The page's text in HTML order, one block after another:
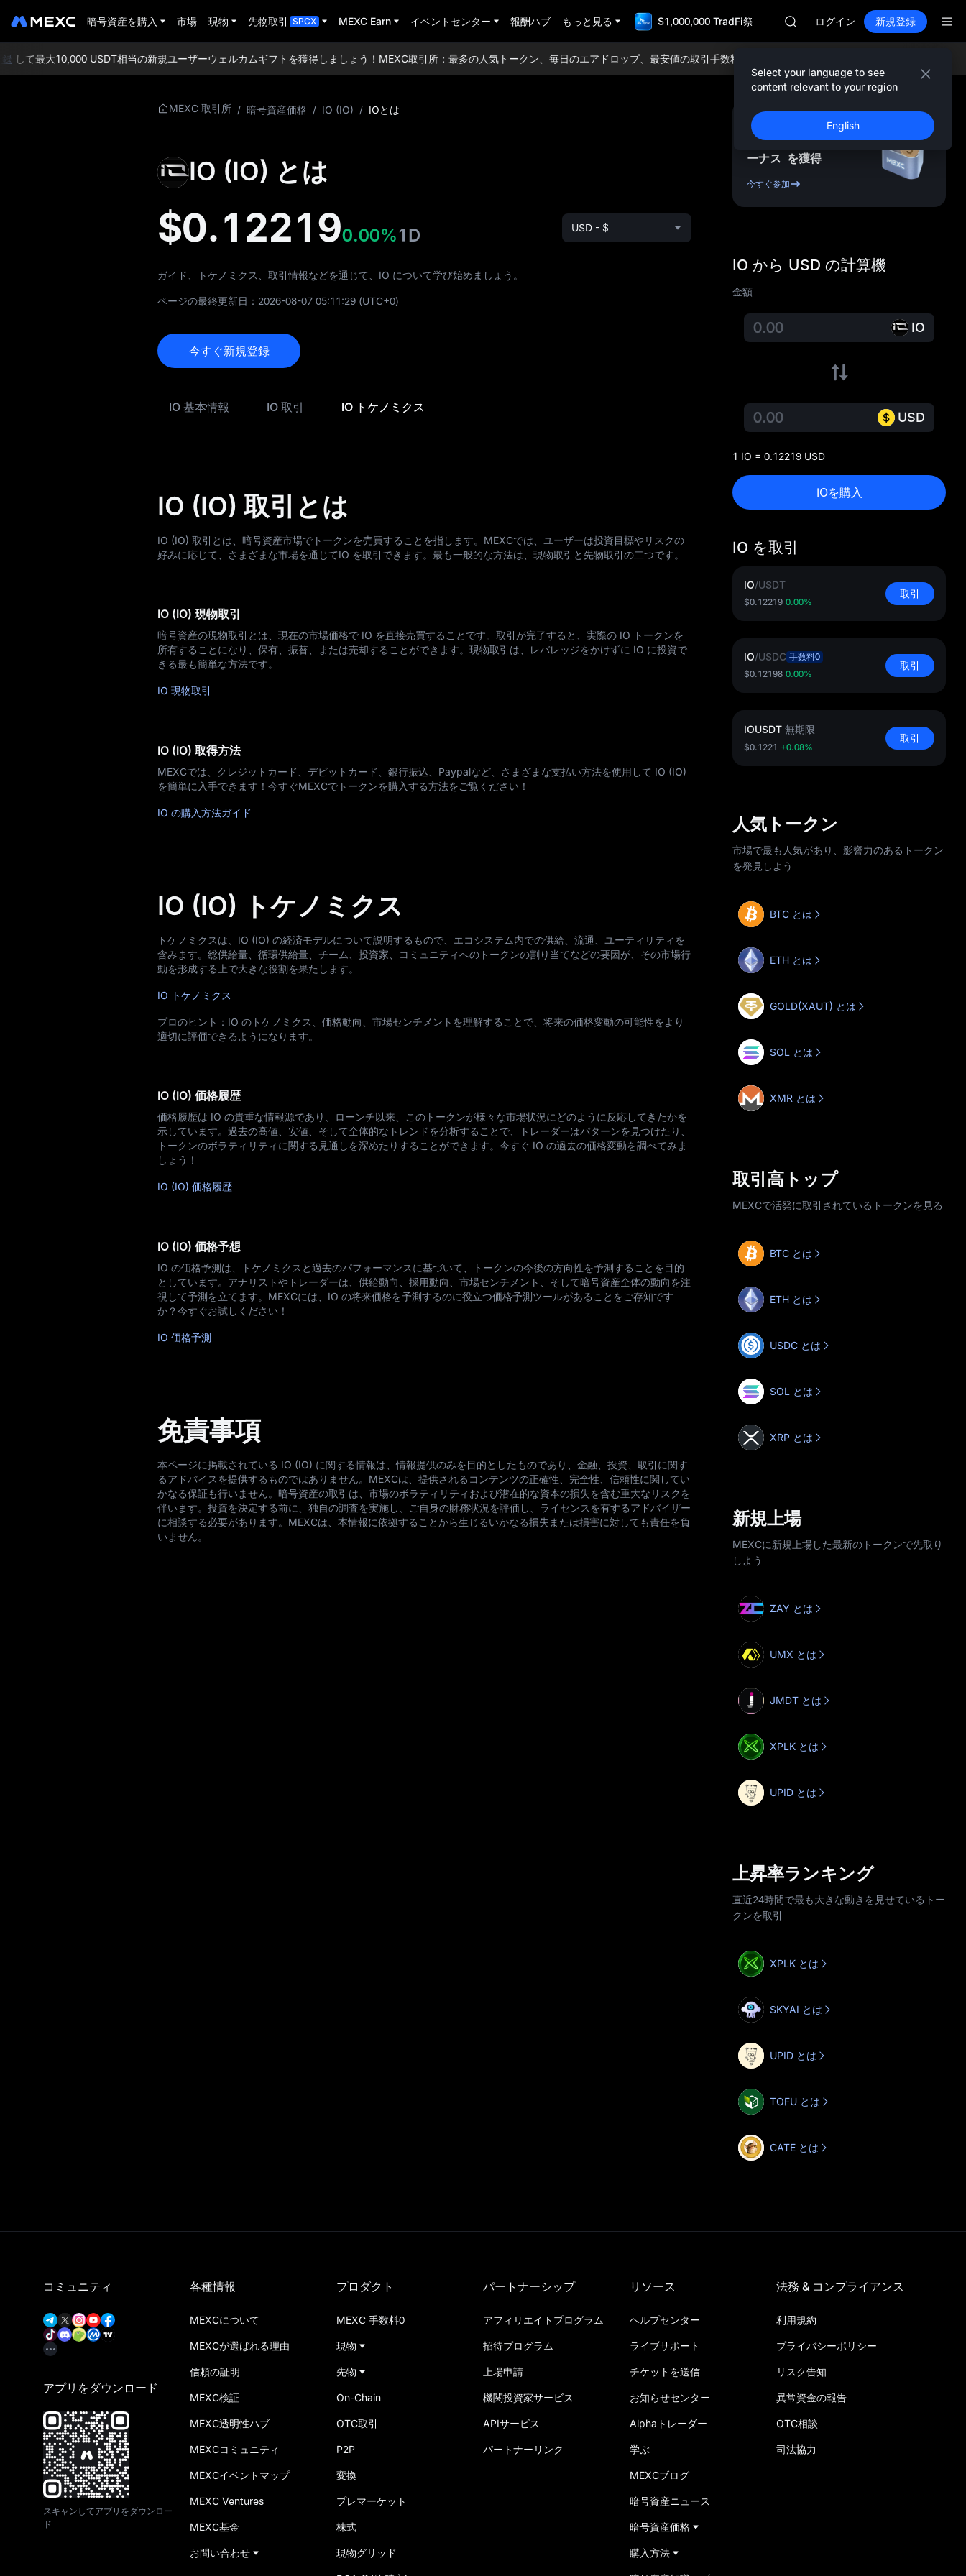
暗号資産を購入 市場 現物 先物取引 SPCX MEXC Earn イベントセンター 報酬ハブ もっと見る $1,000,000 TradFi祭
ACE
UNITREE
Unitree 先物ローンチ
UNITREE
Unitree 先物ローンチ
ログイン 新規登録
Select your language to see
content relevant to your region
English
して最大10,000 USDT相当の新規ユーザーウェルカムギフトを獲得しましょう！ MEXC取引所：最多の人気トークン、毎日のエアドロップ、最安値の取引手数料、そして優れた流動性をお楽しみください！
MEXC 取引所 / 暗号資産価格 / IO (IO) / IOとは
IO (IO) とは
$0.122190.00%1D USD - $
ガイド、トケノミクス、取引情報などを通じて、IO について学び始めましょう。
ページの最終更新日： 2026-08-07 05:11:29 (UTC+0)
今すぐ新規登録
IO 基本情報 IO 取引 IO トケノミクス
IO (IO) 取引とは
IO (IO) 取引とは、暗号資産市場でトークンを売買することを指します。MEXCでは、ユーザーは投資目標やリスクの
好みに応じて、さまざまな市場を通じてIO を取引できます。最も一般的な方法は、現物取引と先物取引の二つです。
IO (IO) 現物取引
暗号資産の現物取引とは、現在の市場価格で IO を直接売買することです。取引が完了すると、実際の IO トークンを
所有することになり、保有、振替、または売却することができます。現物取引は、レバレッジをかけずに IO に投資で
きる最も簡単な方法です。
IO 現物取引
IO (IO) 取得方法
MEXCでは、クレジットカード、デビットカード、銀行振込、Paypalなど、さまざまな支払い方法を使用して IO (IO)
を簡単に入手できます！今すぐMEXCでトークンを購入する方法をご覧ください！
IO の購入方法ガイド
IO (IO) トケノミクス
トケノミクスは、IO (IO) の経済モデルについて説明するもので、エコシステム内での供給、流通、ユーティリティを
含みます。総供給量、循環供給量、チーム、投資家、コミュニティへのトークンの割り当てなどの要因が、その市場行
動を形成する上で大きな役割を果たします。
IO トケノミクス
プロのヒント：IO のトケノミクス、価格動向、市場センチメントを理解することで、将来の価格変動の可能性をより
適切に評価できるようになります。
IO (IO) 価格履歴
価格履歴は IO の貴重な情報源であり、ローンチ以来、このトークンが様々な市場状況にどのように反応してきたかを
示しています。過去の高値、安値、そして全体的なトレンドを分析することで、トレーダーはパターンを見つけたり、
トークンのボラティリティに関する見通しを深めたりすることができます。今すぐ IO の過去の価格変動を調べてみま
しょう！
IO (IO) 価格履歴
IO (IO) 価格予想
IO の価格予測は、トケノミクスと過去のパフォーマンスに基づいて、トークンの今後の方向性を予測することを目的
としています。アナリストやトレーダーは、供給動向、採用動向、市場センチメント、そして暗号資産全体の動向を注
視して予測を立てます。MEXCには、IO の将来価格を予測するのに役立つ価格予測ツールがあることをご存知です
か？今すぐお試しください！
IO 価格予測
免責事項
本ページに掲載されている IO (IO) に関する情報は、情報提供のみを目的としたものであり、金融、投資、取引に関す
るアドバイスを提供するものではありません。MEXCは、提供されるコンテンツの正確性、完全性、信頼性に関してい
かなる保証も行いません。暗号資産の取引は、市場のボラティリティおよび潜在的な資本の損失を含む重大なリスクを
伴います。投資を決定する前に、独自の調査を実施し、ご自身の財務状況を評価し、ライセンスを有するアドバイザー
に相談する必要があります。MEXCは、本情報に依拠することから生じるいかなる損失または損害に対しても責任を負
いません。
新規登録 ＆ 最大
10,000USDT 先物ボ
ーナス を獲得
今すぐ参加
IO から USD の計算機
金額
IO
USD
1 IO = 0.12219 USD
IOを購入
IO を取引
IO/USDT
$0.12219 0.00%
取引
IO/USDC 手数料0
$0.12198 0.00%
取引
IOUSDT 無期限
$0.1221 +0.08%
取引
人気トークン
市場で最も人気があり、影響力のあるトークン
を発見しよう
BTC とは
ETH とは
GOLD(XAUT) とは
SOL とは
XMR とは
取引高トップ
MEXCで活発に取引されているトークンを見る
BTC とは
ETH とは
USDC とは
SOL とは
XRP とは
新規上場
MEXCに新規上場した最新のトークンで先取り
しよう
ZAY とは
UMX とは
JMDT とは
XPLK とは
UPID とは
上昇率ランキング
直近24時間で最も大きな動きを見せているトー
クンを取引
XPLK とは
SKYAI とは
UPID とは
TOFU とは
CATE とは
コミュニティ
アプリをダウンロード
スキャンしてアプリをダウンロー
ド
各種情報
MEXCについて
MEXCが選ばれる理由
信頼の証明
MEXC検証
MEXC透明性ハブ
MEXCコミュニティ
MEXCイベントマップ
MEXC Ventures
MEXC基金
お問い合わせ
プロダクト
MEXC 手数料0
現物
先物
On-Chain
OTC取引
P2P
変換
プレマーケット
株式
現物グリッド
パートナーシップ
アフィリエイトプログラム
招待プログラム
上場申請
機関投資家サービス
APIサービス
パートナーリンク
リソース
ヘルプセンター
ライブサポート
チケットを送信
お知らせセンター
Alphaトレーダー
学ぶ
MEXCブログ
暗号資産ニュース
暗号資産価格
購入方法
法務 & コンプライアンス
利用規約
プライバシーポリシー
リスク告知
異常資金の報告
OTC相談
司法協力